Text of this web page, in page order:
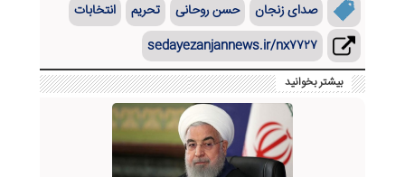
صدای زنجان حسن روحانی تحریم
انتخابات
sedayezanjannews.ir/nx۷۷۲۷
بیشتر بخوانید